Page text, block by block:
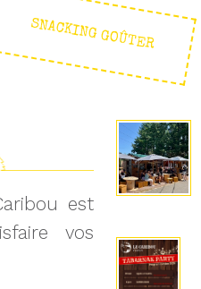
SNACKING GOÛTER
est
vos